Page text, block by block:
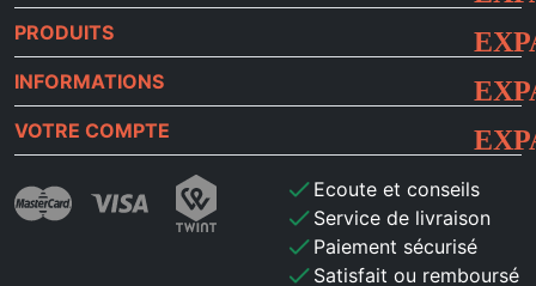
PRODUITS
INFORMATIONS
VOTRE COMPTE
check Ecoute et conseils
check Service de livraison
check Paiement sécurisé
check Satisfait ou remboursé